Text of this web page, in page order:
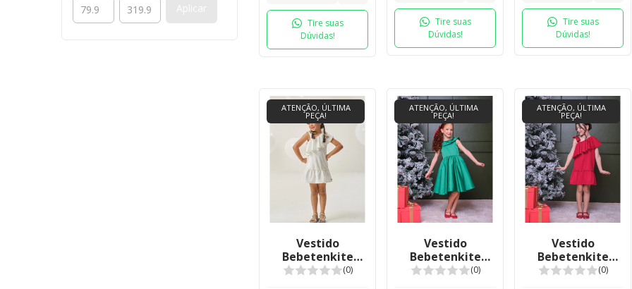
Aplicar
Tire suas
Dúvidas!
Tire suas
Dúvidas!
Tire suas
Dúvidas!
ATENÇÃO, ÚLTIMA
PEÇA!
Vestido
Bebetenkite
Alice Blanc(0)
ATENÇÃO, ÚLTIMA
PEÇA!
Vestido
Bebetenkite
Nicole
(0)
ATENÇÃO, ÚLTIMA
PEÇA!
Vestido
Bebetenkite
Alice Carmim
(0)